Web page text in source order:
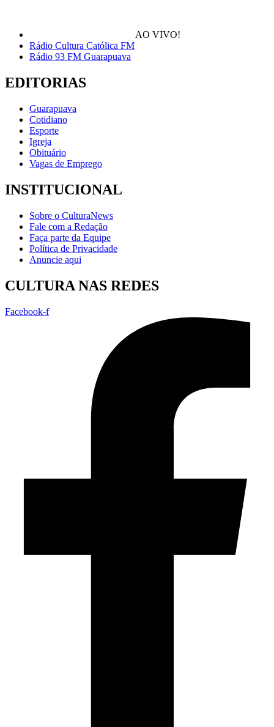
AO VIVO!
Rádio Cultura Católica FM
Rádio 93 FM Guarapuava
EDITORIAS
Guarapuava
Cotidiano
Esporte
Igreja
Obituário
Vagas de Emprego
INSTITUCIONAL
Sobre o CulturaNews
Fale com a Redação
Faça parte da Equipe
Política de Privacidade
Anuncie aqui
CULTURA NAS REDES
Facebook-f